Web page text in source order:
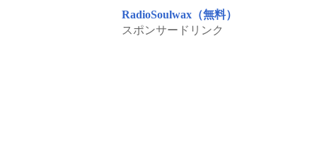
RadioSoulwax（無料）
スポンサードリンク